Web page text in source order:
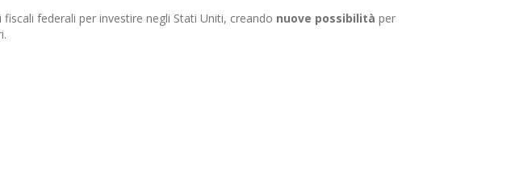
federali per investire negli Stati Uniti, creando nuove possibilità per